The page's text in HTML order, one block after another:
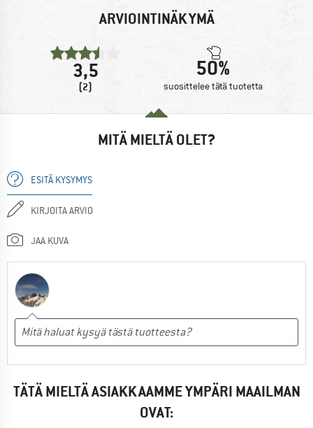
ARVIOINTINÄKYMÄ
3,5
(2)
50%
suosittelee tätä tuotetta
MITÄ MIELTÄ OLET?
ESITÄ KYSYMYS
KIRJOITA ARVIO
JAA KUVA
TÄTÄ MIELTÄ ASIAKKAAMME YMPÄRI MAAILMAN
OVAT: